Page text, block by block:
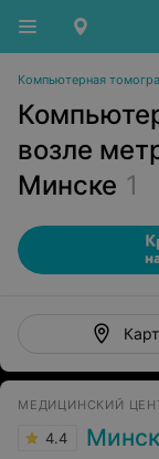
Компьютерная
возле
Минске 1
МЕДИЦИНСКИЙ
4.4 Минский